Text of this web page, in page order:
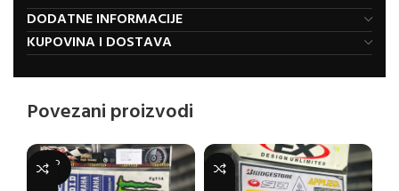
DODATNE INFORMACIJE
KUPOVINA I DOSTAVA
Povezani proizvodi
SOLD
OUT